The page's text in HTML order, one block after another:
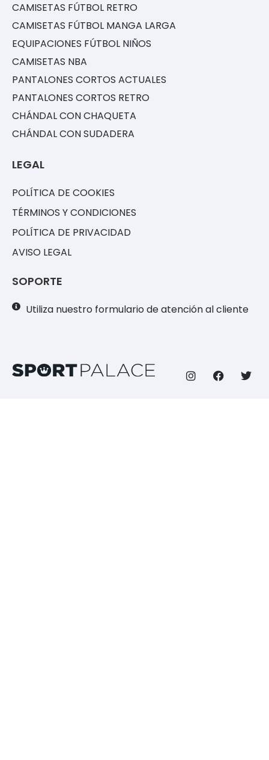
CAMISETAS FÚTBOL RETRO
CAMISETAS FÚTBOL MANGA LARGA
EQUIPACIONES FÚTBOL NIÑOS
CAMISETAS NBA
PANTALONES CORTOS ACTUALES
PANTALONES CORTOS RETRO
CHÁNDAL CON CHAQUETA
CHÁNDAL CON SUDADERA
LEGAL
POLÍTICA DE COOKIES
TÉRMINOS Y CONDICIONES
POLÍTICA DE PRIVACIDAD
AVISO LEGAL
SOPORTE
Utiliza nuestro formulario de atención al cliente